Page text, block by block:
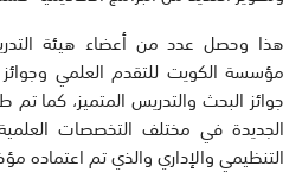
هذا وحصل عدد من أعضاء هيئة
مؤسسة الكويت للتقدم العلمي
جوائز البحث والتدريس المتميز، كما تم
الجديدة في مختلف التخصصات
التنظيمي والإداري والذي تم اعتماده